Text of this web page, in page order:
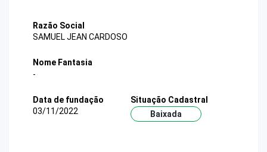
Razão Social
SAMUEL JEAN CARDOSO
Nome Fantasia
-
Data de fundação
03/11/2022
Situação Cadastral
Baixada